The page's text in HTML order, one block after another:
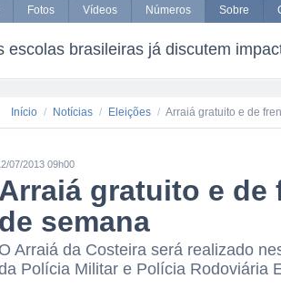
Fotos Vídeos Números Sobre
escolas brasileiras já discutem
Início / Notícias / Eleições / Arraiá gratuito e de
07/2013 09h00
Arraiá gratuito e de
de semana
O Arraiá da Costeira será realizado
Polícia Militar e Polícia Rodoviária